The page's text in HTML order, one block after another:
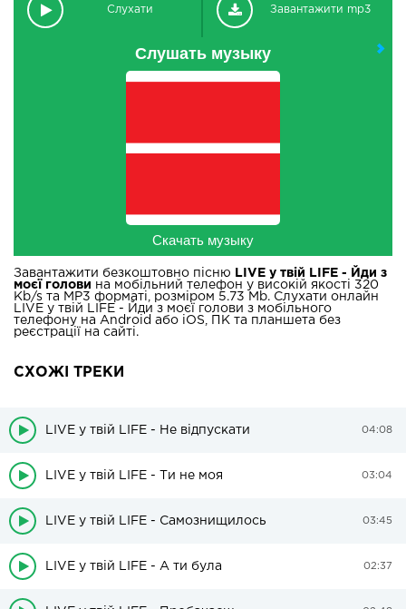
Слухати Завантажити mp3
Слушать музыку
Скачать музыку
Завантажити безкоштовно пісню
LIVE у твій LIFE - Йди з
моєї голови на мобільний телефон у високій якості 320
Kb/s та MP3 форматі, розміром 5.73 Mb. Слухати онлайн
LIVE у твій LIFE - Йди з моєї голови з мобільного
телефону на Android або iOS, ПК та планшета без
реєстрації на сайті.
СХОЖІ ТРЕКИ
LIVE у твій LIFE - Не відпускати 04:08
LIVE у твій LIFE - Ти не моя 03:04
LIVE у твій LIFE - Самознищилось 03:45
LIVE у твій LIFE - А ти була 02:37